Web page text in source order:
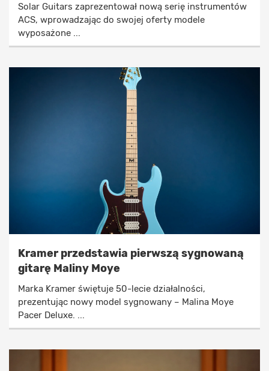
Solar Guitars zaprezentował nową serię instrumentów
ACS, wprowadzając do swojej oferty modele
wyposażone ...
Kramer przedstawia pierwszą sygnowaną
gitarę Maliny Moye
Marka Kramer świętuje 50-lecie działalności,
prezentując nowy model sygnowany – Malina Moye
Pacer Deluxe. ...